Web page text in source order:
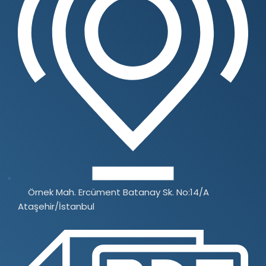
Örnek Mah. Ercüment Batanay Sk. No:14/A
Ataşehir/İstanbul